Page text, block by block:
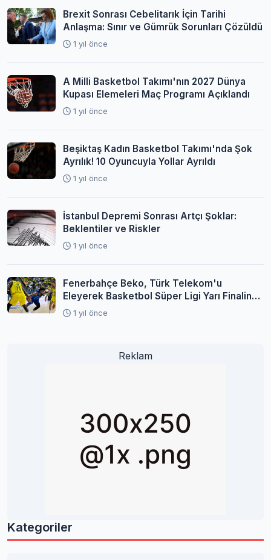
Brexit Sonrası Cebelitarık İçin Tarihi
Anlaşma: Sınır ve Gümrük Sorunları Çözüldü
1 yıl önce
A Milli Basketbol Takımı'nın 2027 Dünya
Kupası Elemeleri Maç Programı Açıklandı
1 yıl önce
Beşiktaş Kadın Basketbol Takımı'nda Şok
Ayrılık! 10 Oyuncuyla Yollar Ayrıldı
1 yıl önce
İstanbul Depremi Sonrası Artçı Şoklar:
Beklentiler ve Riskler
1 yıl önce
Fenerbahçe Beko, Türk Telekom'u
Eleyerek Basketbol Süper Ligi Yarı Finaline
Yükseldi
1 yıl önce
Reklam
Kategoriler